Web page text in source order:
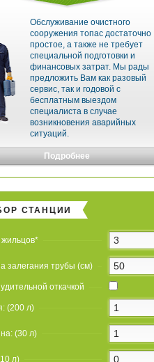
Обслуживание очистного
сооружения топас достаточно
простое, а также не требует
специальной подготовки и
финансовых затрат. Мы рады
предложить Вам как разовый
сервис, так и годовой с
бесплатным выездом
специалиста в случае
возникновения аварийных
ситуаций.
Подробнее
СТАНЦИИ
жильцов*
залегания трубы (см)
откачкой
(200 л)
(30 л)
л)